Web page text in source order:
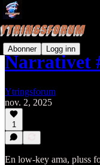
Abonner Logg inn
Narrativet
Ytringsforum
nov. 2, 2025
1
En low-key ama, pluss